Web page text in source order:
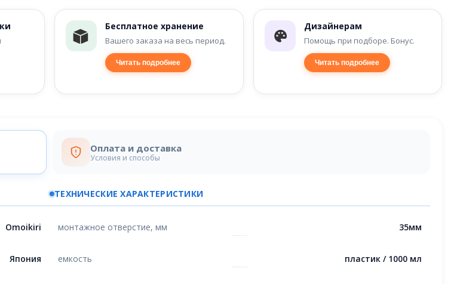
Бесплатное хранение
Вашего заказа на весь период.
Читать подробнее
Дизайнерам
Помощь при подборе. Бонус.
Читать подробнее
Оплата и доставка
Условия и способы
Omoikiri
Япония
ТЕХНИЧЕСКИЕ ХАРАКТЕРИСТИКИ
монтажное отверстие, мм 35мм
емкость пластик / 1000 мл